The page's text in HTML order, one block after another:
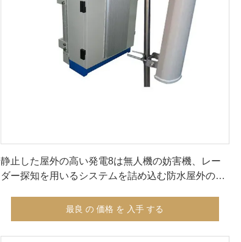
静止した屋外の高い発電8は無人機の妨害機、レー
ダー探知を用いるシステムを詰め込む防水屋外の無
最良 の 価格 を 入手 する